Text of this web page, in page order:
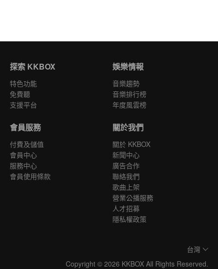
探索 KKBOX
特色功能
免費聽
支援平台
娛樂情報
音樂趨勢
音樂排行榜
年度風雲榜
會員服務
付費及儲值
會員中心
服務中心
會員使用條款
關於我們
關於 KKBOX
新聞中心
廣告合作
聯絡我們
歌曲上架
營業公播服務
人才招募
隱私權政策
台灣
Copyright © 2026 KKBOX All Rights Reserved.